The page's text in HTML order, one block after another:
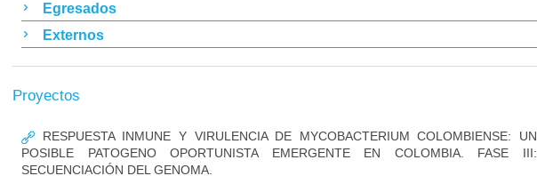
Egresados
Externos
Proyectos
RESPUESTA INMUNE Y VIRULENCIA DE MYCOBACTERIUM COLOMBIENSE: UN
POSIBLE PATOGENO OPORTUNISTA EMERGENTE EN COLOMBIA. FASE III:
SECUENCIACIÓN DEL GENOMA.